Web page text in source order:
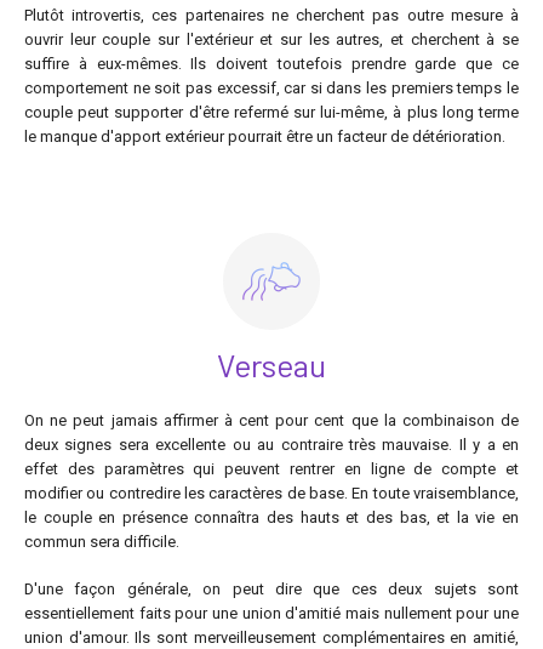
Plutôt introvertis, ces partenaires ne cherchent pas outre mesure à
ouvrir leur couple sur l'extérieur et sur les autres, et cherchent à se
suffire à eux-mêmes. Ils doivent toutefois prendre garde que ce
comportement ne soit pas excessif, car si dans les premiers temps le
couple peut supporter d'être refermé sur lui-même, à plus long terme
le manque d'apport extérieur pourrait être un facteur de détérioration.
Verseau
On ne peut jamais affirmer à cent pour cent que la combinaison de
deux signes sera excellente ou au contraire très mauvaise. Il y a en
effet des paramètres qui peuvent rentrer en ligne de compte et
modifier ou contredire les caractères de base. En toute vraisemblance,
le couple en présence connaîtra des hauts et des bas, et la vie en
commun sera difficile.
D'une façon générale, on peut dire que ces deux sujets sont
essentiellement faits pour une union d'amitié mais nullement pour une
union d'amour. Ils sont merveilleusement complémentaires en amitié,